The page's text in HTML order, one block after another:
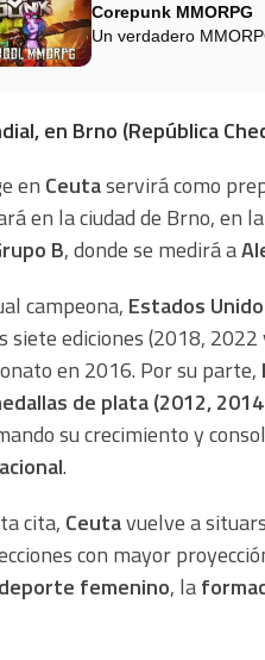
Corepunk MMORPG
Un verdadero
en Brno (República
en Ceutaservirá como
en la ciudad de Brno, en
B, donde se medirá a
campeona, Estados
siete ediciones (2018,
en 2016. Por su parte,
de plata (2012,
su crecimiento y
.
cita, Ceutavuelve a
con mayor
deporte femenino, la